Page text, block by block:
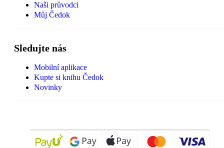
Naši průvodci
Můj Čedok
Sledujte nás
Mobilní aplikace
Kupte si knihu Čedok
Novinky